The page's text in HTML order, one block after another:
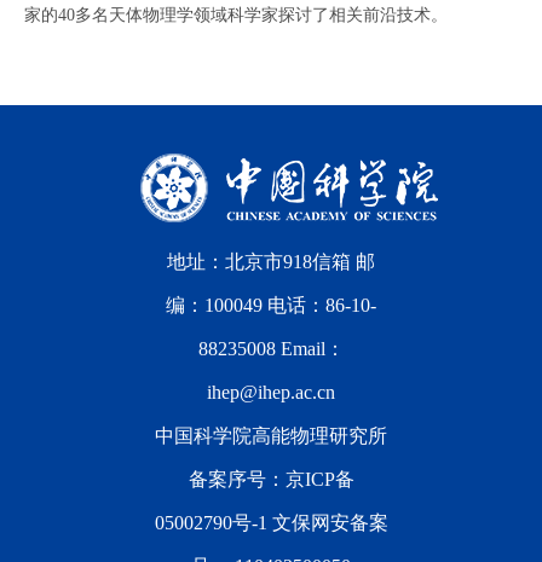
家的40多名天体物理学领域科学家探讨了相关前沿技术。
地址：北京市918信箱 邮
编：100049 电话：86-10-
88235008 Email：
ihep@ihep.ac.cn
中国科学院高能物理研究所
备案序号： 京ICP备
05002790号-1 文保网安备案